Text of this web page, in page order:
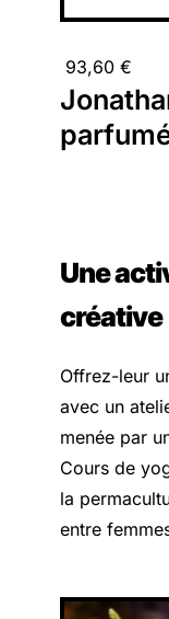
93,60 €
Une
créative
Offrez-leur
avec un
menée par
Cours de
la
entre